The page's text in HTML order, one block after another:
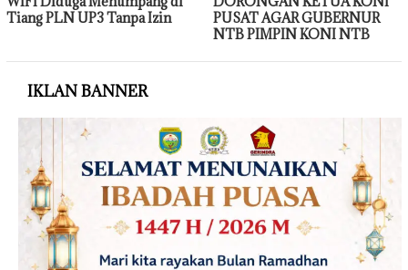
Tiang PLN UP3 Tanpa Izin
PUSAT AGAR GUBERNUR
NTB PIMPIN KONI NTB
IKLAN BANNER